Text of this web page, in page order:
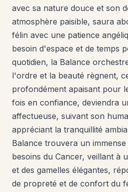
avec sa nature douce et son
atmosphère paisible, saura
félin avec une patience
besoin d'espace et de temps
quotidien, la Balance
l'ordre et la beauté règnent,
profondément apaisant pour
fois en confiance, deviendra
affectueuse, suivant son
appréciant la tranquillité
Balance trouvera un
besoins du Cancer, veillant à
et des gamelles élégantes,
de propreté et de confort du